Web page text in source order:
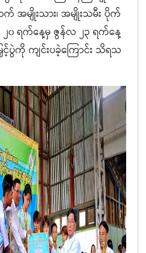
အမျိုးသား၊ အမျိုးသမီး ပိုက်
၂၀ ရက်နေ့မှ ဇွန်လ ၂၃ ရက်နေ့
ြှင့်ပွဲကို ကျင်းပခဲ့ကြောင်း သိရသ